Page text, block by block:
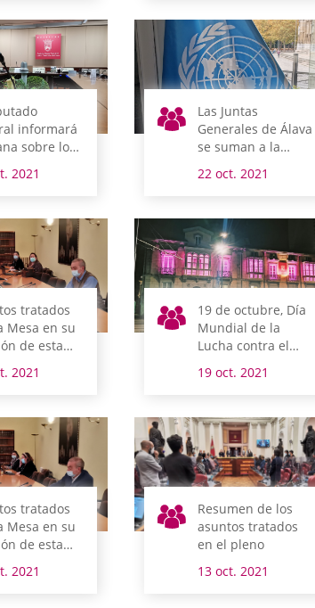
informará
sobre los
2021
Las Juntas
Generales de Álava
se suman a la
del Día de las
22 oct. 2021
tratados
Mesa en su
de esta
2021
19 de octubre, Día
Mundial de la
Lucha contra el
19 oct. 2021
tratados
Mesa en su
de esta
2021
Resumen de los
asuntos tratados
en el pleno
13 oct. 2021